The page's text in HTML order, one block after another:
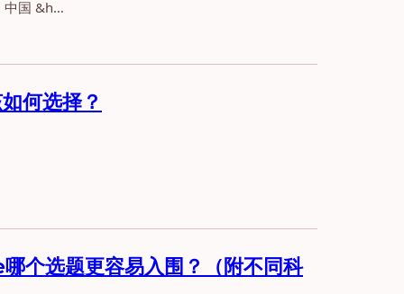
中国 &h…
何选择？
个选题更容易入围？（附不同科